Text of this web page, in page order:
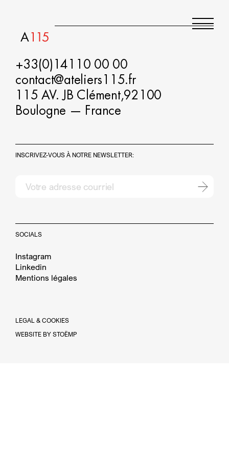
Projets
Agence
Contact
Instagram
Mentions légales
CONTACT
+33(0)14110 00 00
contact@ateliers115.fr
115 AV. JB Clément,92100
Boulogne — France
INSCRIVEZ-VOUS À NOTRE NEWSLETTER:
SOCIALS
Instagram
Linkedin
Mentions légales
LEGAL & COOKIES
WEBSITE BY STOËMP